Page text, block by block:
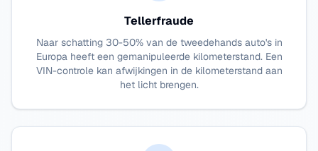
Tellerfraude
Naar schatting 30-50% van de tweedehands auto's in
Europa heeft een gemanipuleerde kilometerstand. Een
VIN-controle kan afwijkingen in de kilometerstand aan
het licht brengen.